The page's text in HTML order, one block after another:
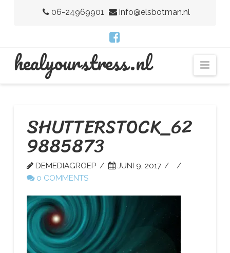
06-24969901 info@elsbotman.nl
H
E
A
L
Y
healyourstress.nl
SHUTTERSTOCK_62
9885873
DEMEDIAGROEP
JUNI 9, 2017
0 COMMENTS